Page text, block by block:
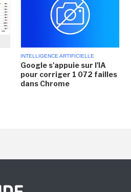
INTELLIGENCE ARTIFICIELLE
Google s'appuie sur l'IA
pour corriger 1 072 failles
dans Chrome